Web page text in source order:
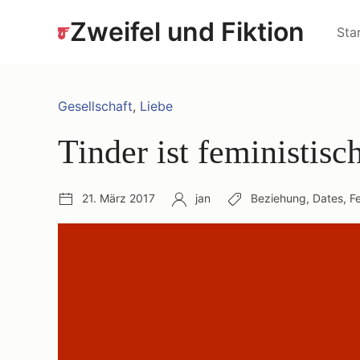
Zweifel und Fiktion
Kategorien:
Gesellschaft, Liebe
Tinder ist
Veröffentlichungsdatum:
21. März 2017 Autor:
jan Schlagwörter:
Beziehung, Dates,